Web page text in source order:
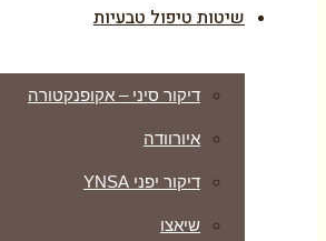
שיטות טיפול טבעיות
דיקור סיני – אקופנקטורה
איורוודה
דיקור יפני YNSA
שיאצו